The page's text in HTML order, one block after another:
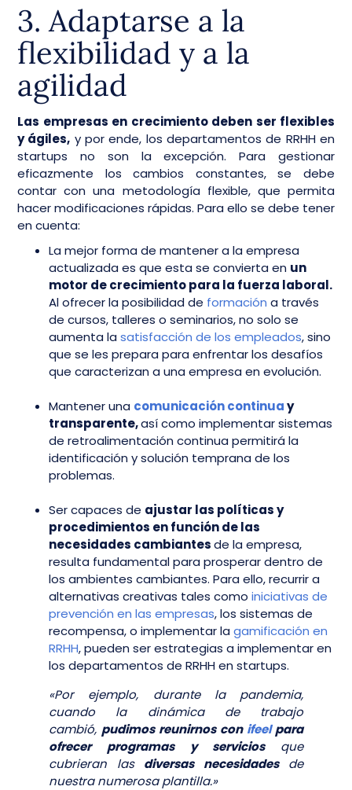
3. Adaptarse a la
flexibilidad y a la
agilidad
Las empresas en crecimiento deben ser flexibles
y ágiles, y por ende, los departamentos de RRHH en
startups no son la excepción. Para gestionar
eficazmente los cambios constantes, se debe
contar con una metodología flexible, que permita
hacer modificaciones rápidas. Para ello se debe tener
en cuenta:
La mejor forma de mantener a la empresa
actualizada es que esta se convierta en un
motor de crecimiento para la fuerza laboral.
Al ofrecer la posibilidad de formación a través
de cursos, talleres o seminarios, no solo se
aumenta la satisfacción de los empleados, sino
que se les prepara para enfrentar los desafíos
que caracterizan a una empresa en evolución.
Mantener una comunicación continuay
transparente,así como implementar sistemas
de retroalimentación continua permitirá la
identificación y solución temprana de los
problemas.
Ser capaces de ajustar las políticas y
procedimientos en función de las
necesidades cambiantesde la empresa,
resulta fundamental para prosperar dentro de
los ambientes cambiantes. Para ello, recurrir a
alternativas creativas tales como iniciativas de
prevención en las empresas, los sistemas de
recompensa, o implementar la gamificación en
RRHH, pueden ser estrategias a implementar en
los departamentos de RRHH en startups.
«Por ejemplo, durante la pandemia,
cuando la dinámica de trabajo
cambió, pudimos reunirnos conifeelpara
ofrecer programas y servicios que
cubrieran las diversas necesidadesde
nuestra numerosa plantilla.»